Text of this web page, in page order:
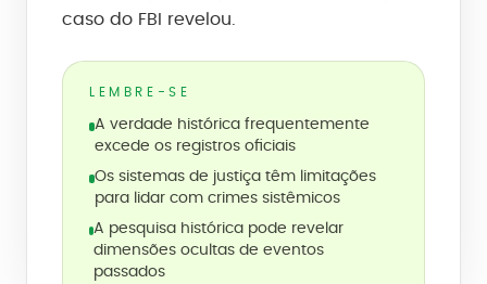
caso do FBI revelou.
LEMBRE-SE
A verdade histórica frequentemente
excede os registros oficiais
Os sistemas de justiça têm limitações
para lidar com crimes sistêmicos
A pesquisa histórica pode revelar
dimensões ocultas de eventos
passados